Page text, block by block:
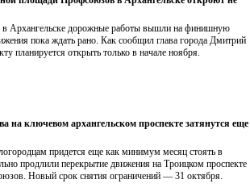
Архангельске дорожные работы вышли на финишную
пока ждать рано. Как сообщил глава города Дмитрий
планируется открыть только в начале ноября.
на ключевом архангельском проспекте затянутся еще
придется еще как минимум месяц стоять в
продлили перекрытие движения на Троицком проспекте
Новый срок снятия ограничений — 31 октября.